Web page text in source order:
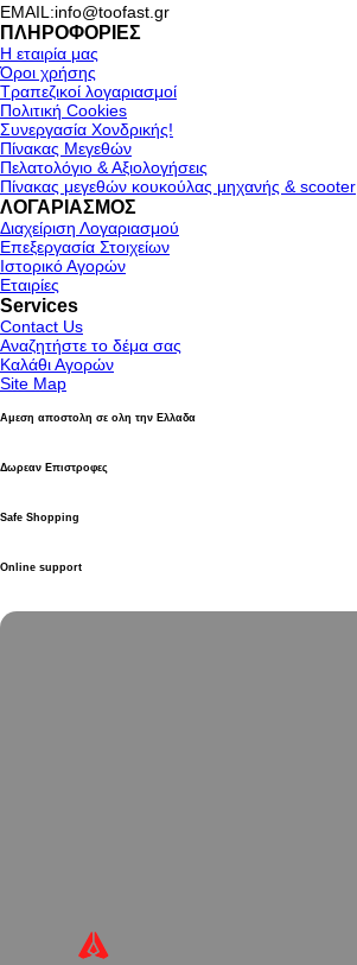
EMAIL:info@toofast.gr
ΠΛΗΡΟΦΟΡΙΕΣ
Η εταιρία μας
Όροι χρήσης
Τραπεζικοί λογαριασμοί
Πολιτική Cookies
Συνεργασία Χονδρικής!
Πίνακας Μεγεθών
Πελατολόγιο & Αξιολογήσεις
Πίνακας μεγεθών κουκούλας μηχανής & scooter
ΛΟΓΑΡΙΑΣΜΟΣ
Διαχείριση Λογαριασμού
Επεξεργασία Στοιχείων
Ιστορικό Αγορών
Εταιρίες
Services
Contact Us
Αναζητήστε το δέμα σας
Καλάθι Αγορών
Site Map
Αμεση αποστολη σε ολη την Ελλαδα
Δωρεαν Επιστροφες
Safe Shopping
Online support